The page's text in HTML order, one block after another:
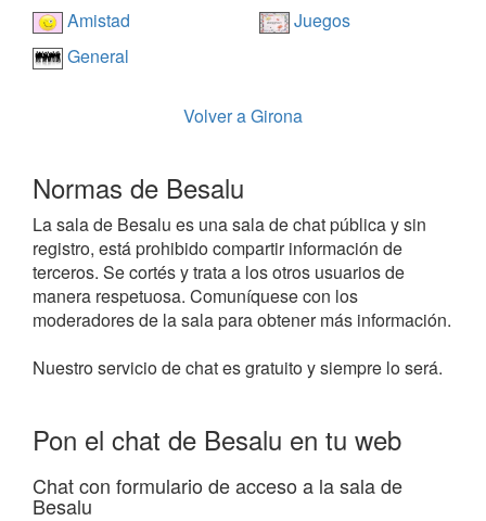
Amistad
Juegos
General
Volver a Girona
Normas de Besalu
La sala de Besalu es una sala de chat pública y sin
registro, está prohibido compartir información de
terceros. Se cortés y trata a los otros usuarios de
manera respetuosa. Comuníquese con los
moderadores de la sala para obtener más información.
Nuestro servicio de chat es gratuito y siempre lo será.
Pon el chat de Besalu en tu web
Chat con formulario de acceso a la sala de
Besalu